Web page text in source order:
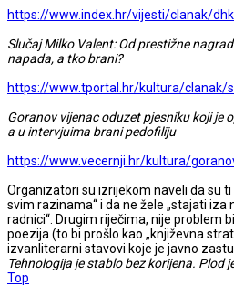
https://www.index.hr/vijesti/clanak/dhk
Slučaj Milko Valent: Od prestižne
napada, a tko brani?
https://www.tportal.hr/kultura/clanak/s
Goranov vijenac oduzet pjesniku koji je
a u intervjuima brani pedofiliju
https://www.vecernji.hr/kultura/
Organizatori su izrijekom naveli da su
svim razinama“ i da ne žele „stajati iza
radnici“. Drugim riječima, nije problem
poezija (to bi prošlo kao „književna
izvanliterarni stavovi koje je javno
Tehnologija je stablo bez korijena. Plod
Top